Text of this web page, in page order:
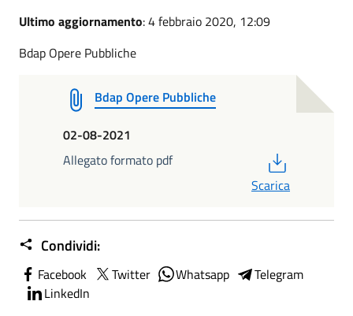
Ultimo aggiornamento: 4 febbraio 2020, 12:09
Bdap Opere Pubbliche
Bdap Opere Pubbliche
02-08-2021
Allegato formato pdf
Scarica
Condividi:
Facebook Twitter Whatsapp
Telegram
LinkedIn